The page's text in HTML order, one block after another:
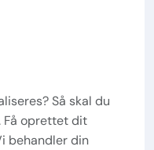
Så skal du
Få oprettet dit
behandler din